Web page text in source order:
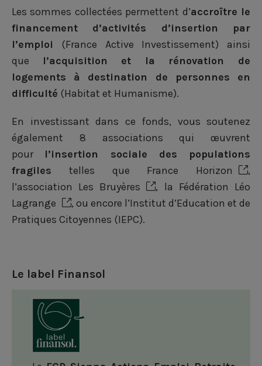
u
r
F
a
c
e
o
o
k
u
r
L
i
n
k
e
d
i
n
u
r
T
w
i
t
t
e
r
Les sommes collectées permettent d’accroître le
financement d’activités d’insertion par
l’emploi (France Active Investissement) ainsi
que
l’acquisition et la rénovation de
logements à destination de personnes en
difficulté (Habitat et Humanisme).
En investissant dans ce fonds, vous soutenez
également 8 associations qui œuvrent
pour l’insertion sociale des populations
fragiles telles que France Horizon
,
l’association Les Bruyères , la Fédération Léo
Lagrange
, ou encore l’Institut d’Education et de
Pratiques Citoyennes (IEPC).
Le label Finansol